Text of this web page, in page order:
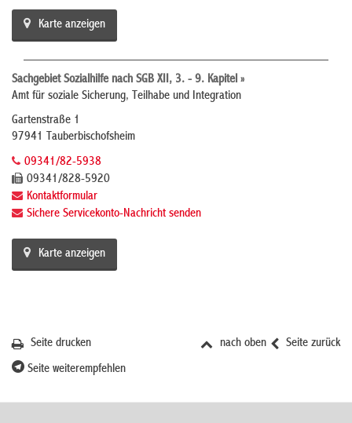
Karte anzeigen
Sachgebiet Sozialhilfe nach SGB XII, 3. - 9. Kapitel »
Amt für soziale Sicherung, Teilhabe und Integration
Gartenstraße 1
97941 Tauberbischofsheim
09341/82-5938
09341/828-5920
Kontaktformular
Sichere Servicekonto-Nachricht senden
Karte anzeigen
Seite zurück
nach oben
Seite drucken
Seite weiterempfehlen